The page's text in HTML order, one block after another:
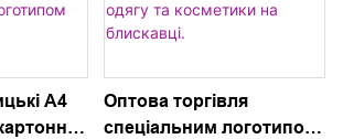
A4
Оптова торгівля
спеціальним логотипом.